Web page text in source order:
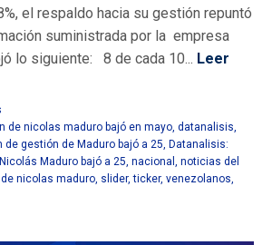
el respaldo hacia su gestión repuntó
suministrada por la empresa
lo siguiente: 8 de cada 10... Leer
de nicolas maduro bajó en mayo datanalisis
de gestión de Maduro bajó a 25 Datanalisis:
Maduro bajó a 25 nacional
noticias del
nicolas maduro slider,ticker, venezolanos